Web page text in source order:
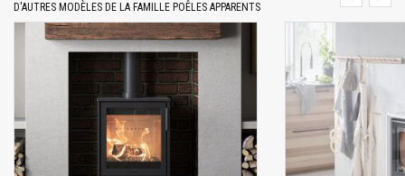
D'AUTRES MODÈLES DE LA FAMILLE POÊLES APPARENTS